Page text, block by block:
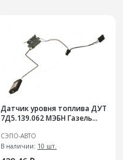
Датчик уровня топлива ДУТ
7Д5.139.062 МЭБН Газель
СЭПО-АВТО
В наличии: 10 шт.